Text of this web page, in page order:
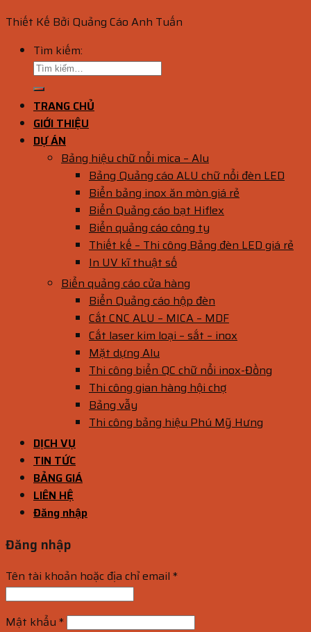
Thiết Kế Bởi Quảng Cáo Anh Tuấn
Tìm kiếm:
TRANG CHỦ
GIỚI THIỆU
DỰ ÁN
Bảng hiệu chữ nổi mica – Alu
Bảng Quảng cáo ALU chữ nổi đèn LED
Biển bảng inox ăn mòn giá rẻ
Biển Quảng cáo bạt Hiflex
Biển quảng cáo công ty
Thiết kế – Thi công Bảng đèn LED giá rẻ
In UV kĩ thuật số
Biển quảng cáo cửa hàng
Biển Quảng cáo hộp đèn
Cắt CNC ALU – MICA – MDF
Cắt laser kim loại – sắt – inox
Mặt dựng Alu
Thi công biển QC chữ nổi inox-Đồng
Thi công gian hàng hội chợ
Bảng vẫy
Thi công bảng hiệu Phú Mỹ Hưng
DỊCH VỤ
TIN TỨC
BẢNG GIÁ
LIÊN HỆ
Đăng nhập
Đăng nhập
Tên tài khoản hoặc địa chỉ email *
Mật khẩu *